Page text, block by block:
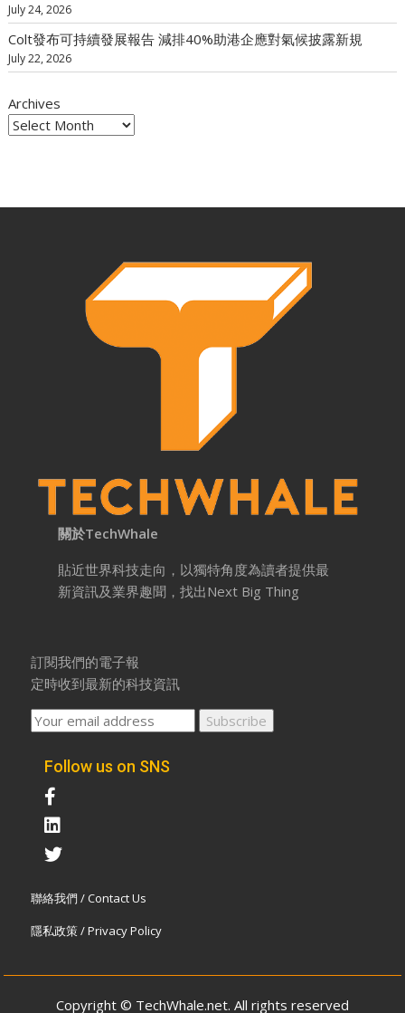
July 24, 2026
Colt發布可持續發展報告 減排40%助港企應對氣候披露新規
July 22, 2026
Archives
關於TechWhale
貼近世界科技走向，以獨特角度為讀者提供最
新資訊及業界趣聞，找出Next Big Thing
訂閱我們的電子報
定時收到最新的科技資訊
Follow us on SNS
聯絡我們 / Contact Us
隱私政策 / Privacy Policy
Copyright © TechWhale.net. All rights reserved